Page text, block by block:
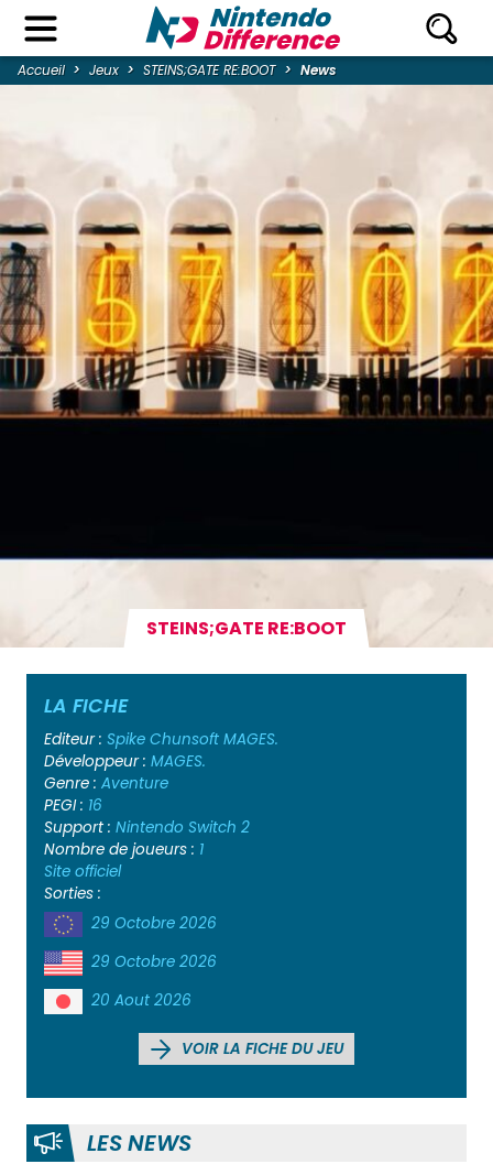
Accueil Jeux STEINS;GATE RE:BOOT News
STEINS;GATE RE:BOOT
LA FICHE
Editeur : Spike Chunsoft MAGES.
Développeur : MAGES.
Genre : Aventure
PEGI : 16
Support : Nintendo Switch 2
Nombre de joueurs : 1
Site officiel
Sorties :
29 Octobre 2026
29 Octobre 2026
20 Aout 2026
VOIR LA FICHE DU JEU
LES NEWS